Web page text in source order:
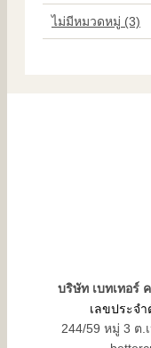
ไม่มีหมวดหมู่ (3)
บริษัท เบทเทอร์
เลขประจ
244/59 หมู่ 3 ต.